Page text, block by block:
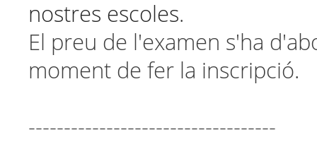
nostres escoles.
El preu de l'examen s'ha
moment de fer la inscripció.
-----------------------------------